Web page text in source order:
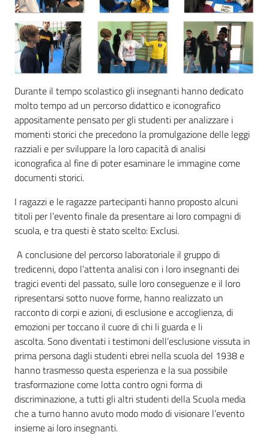
Durante il tempo scolastico gli insegnanti hanno dedicato
molto tempo ad un percorso didattico e iconografico
appositamente pensato per gli studenti per analizzare i
momenti storici che precedono la promulgazione delle leggi
razziali e per sviluppare la loro capacità di analisi
iconografica al fine di poter esaminare le immagine come
documenti storici.
I ragazzi e le ragazze partecipanti hanno proposto alcuni
titoli per l’evento finale da presentare ai loro compagni di
scuola, e tra questi è stato scelto: Exclusi.
A conclusione del percorso laboratoriale il gruppo di
tredicenni, dopo l’attenta analisi con i loro insegnanti dei
tragici eventi del passato, sulle loro conseguenze e il loro
ripresentarsi sotto nuove forme, hanno realizzato un
racconto di corpi e azioni, di esclusione e accoglienza, di
emozioni per toccano il cuore di chi li guarda e li
ascolta. Sono diventati i testimoni dell’esclusione vissuta in
prima persona dagli studenti ebrei nella scuola del 1938 e
hanno trasmesso questa esperienza e la sua possibile
trasformazione come lotta contro ogni forma di
discriminazione, a tutti gli altri studenti della Scuola media
che a turno hanno avuto modo modo di visionare l’evento
insieme ai loro insegnanti.